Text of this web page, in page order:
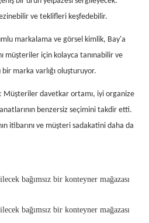
ve teklifleri keşfedebilir.
markalama ve görsel kimlik, Bay'a
müşteriler için kolayca tanınabilir ve
bir marka varlığı oluşturuyor.
davetkar ortamı, iyi organize
benzersiz seçimini takdir etti.
itibarını ve müşteri sadakatini daha da